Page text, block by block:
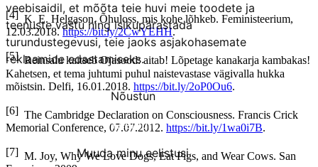
veebisaidil, et mõõta teie huvi meie toodete ja
teenuste vastu ning isikupärastada
turundustegevusi, teie jaoks asjakohasemate
reklaamide edastamiseks.
Nõustun
Keeldun
Muuda minu eelistusi
[4] K. E. Helgason, Õhuloss, mis kohe lõhkeb. Feministeerium,
12.03.2018. https://bit.ly/2CwYEHH.
[5]Reinsalu kaitseb Ojasood: aitab! Lõpetage kanakarja kambakas!
Kahetsen, et tema juhtumi puhul naistevastase vägivalla hukka
mõistsin. Delfi, 16.01.2018. https://bit.ly/2oP0Ou6.
[6] The Cambridge Declaration on Consciousness. Francis Crick
Memorial Conference, 07.07.2012. https://bit.ly/1wa0i7B.
[7] M. Joy, Why We Love Dogs, Eat Pigs, and Wear Cows. San